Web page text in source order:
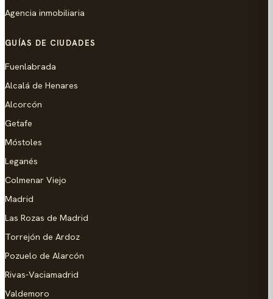
Agencia inmobiliaria
GUÍAS DE CIUDADES
Fuenlabrada
Alcalá de Henares
Alcorcón
Getafe
Móstoles
Leganés
Colmenar Viejo
Madrid
Las Rozas de Madrid
Torrejón de Ardoz
Pozuelo de Alarcón
Rivas-Vaciamadrid
Valdemoro